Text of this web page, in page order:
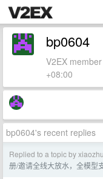
bp0604
V2EX
+08:00
bp0604's recent replies
Replied to a topic by
册/邀请全线大放水，全模型